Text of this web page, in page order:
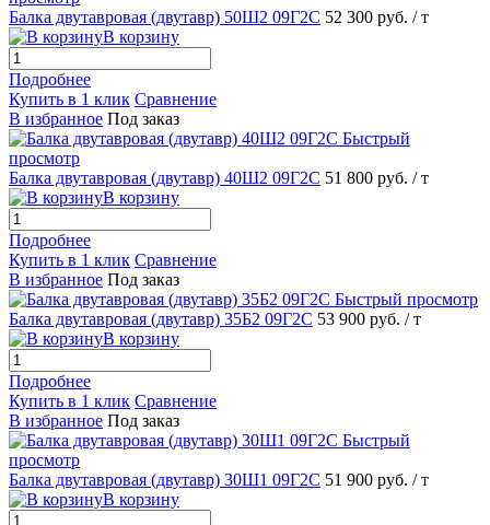
Балка двутавровая (двутавр) 50Ш2 09Г2С 52 300 руб. / т
В корзину
Подробнее
Купить в 1 клик Сравнение
В избранное Под заказ
Быстрый
просмотр
Балка двутавровая (двутавр) 40Ш2 09Г2С 51 800 руб. / т
В корзину
Подробнее
Купить в 1 клик Сравнение
В избранное Под заказ
Быстрый просмотр
Балка двутавровая (двутавр) 35Б2 09Г2С 53 900 руб. / т
В корзину
Подробнее
Купить в 1 клик Сравнение
В избранное Под заказ
Быстрый
просмотр
Балка двутавровая (двутавр) 30Ш1 09Г2С 51 900 руб. / т
В корзину